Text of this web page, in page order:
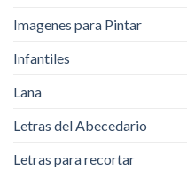
Imagenes para Pintar
Infantiles
Lana
Letras del Abecedario
Letras para recortar